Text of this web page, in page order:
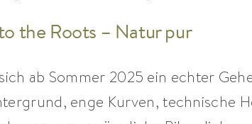
the Roots – Natur pur
ab Sommer 2025 ein echter
enge Kurven, technische